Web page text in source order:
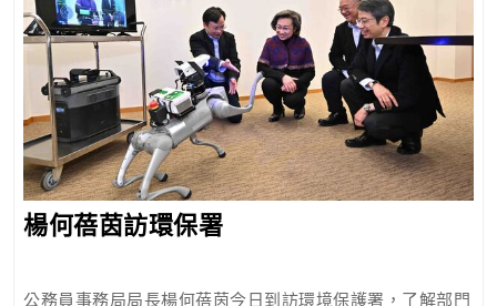
楊何蓓茵訪環保署楊
公務員事務局局長楊何蓓茵今日到訪環境保護署，了解部門